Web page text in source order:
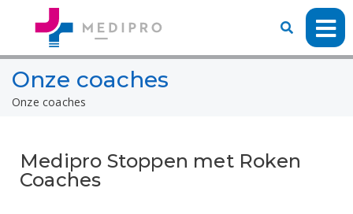
Onze coaches
Onze coaches
Medipro Stoppen met Roken
Coaches